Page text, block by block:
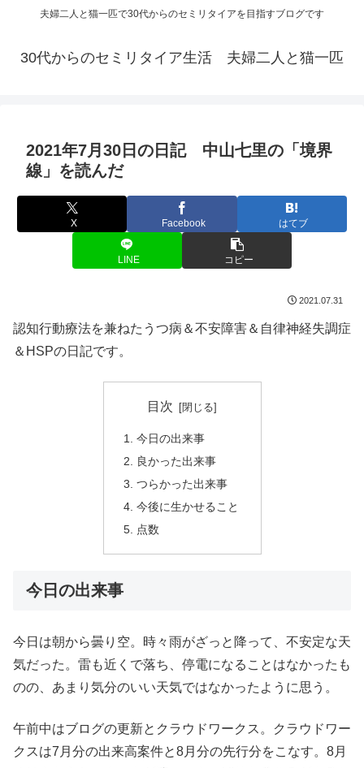
夫婦二人と猫一匹で30代からのセミリタイアを目指すブログです
30代からのセミリタイア生活 夫婦二人と猫一匹
2021年7月30日の日記 中山七里の「境界
線」を読んだ
X Facebook はてブ
LINE コピー
2021.07.31
認知行動療法を兼ねたうつ病＆不安障害＆自律神経失調症
＆HSPの日記です。
目次
今日の出来事
良かった出来事
つらかった出来事
今後に生かせること
点数
今日の出来事
今日は朝から曇り空。時々雨がざっと降って、不安定な天
気だった。雷も近くで落ち、停電になることはなかったも
のの、あまり気分のいい天気ではなかったように思う。
午前中はブログの更新とクラウドワークス。クラウドワー
クスは7月分の出来高案件と8月分の先行分をこなす。8月